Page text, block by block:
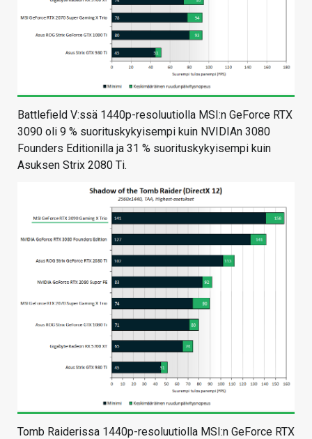
Battlefield V:ssä 1440p-resoluutiolla MSI:n GeForce RTX
3090 oli 9 % suorituskykyisempi kuin NVIDIAn 3080
Founders Editionilla ja 31 % suorituskykyisempi kuin
Asuksen Strix 2080 Ti.
Tomb Raiderissa 1440p-resoluutiolla MSI:n GeForce RTX